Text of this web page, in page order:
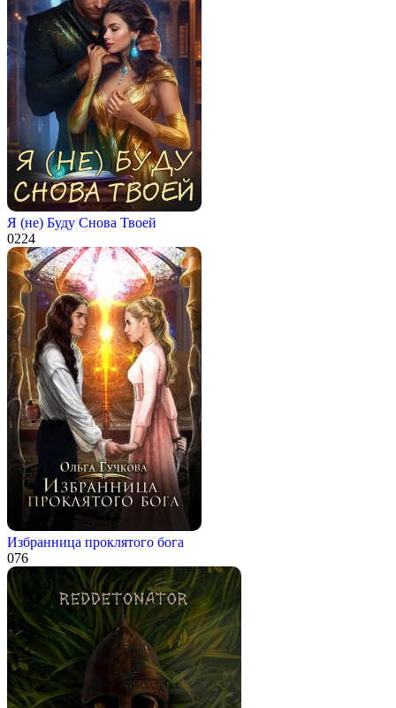
Я (не) Буду Снова Твоей
0224
Избранница проклятого бога
076